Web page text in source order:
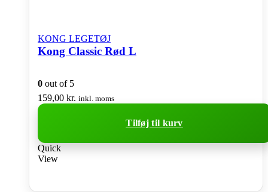
KONG LEGETØJ
Kong Classic Rød L
0 out of 5
159,00 kr. inkl. moms
Tilføj til kurv
Quick
View